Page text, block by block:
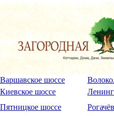
Варшавское шоссе
Киевское шоссе
Пятницкое шоссе